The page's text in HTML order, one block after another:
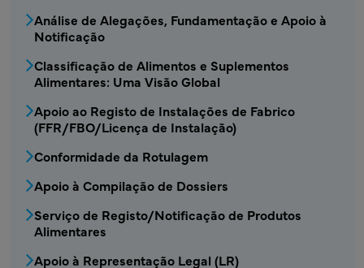
Análise de Alegações, Fundamentação e Apoio à
Notificação
Classificação de Alimentos e Suplementos
Alimentares: Uma Visão Global
Apoio ao Registo de Instalações de Fabrico
(FFR/FBO/Licença de Instalação)
Conformidade da Rotulagem
Apoio à Compilação de Dossiers
Serviço de Registo/Notificação de Produtos
Alimentares
Apoio à Representação Legal (LR)